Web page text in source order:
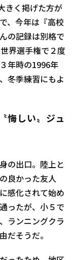
きく掲げた方が
、今年は『高校
の記録は別格で
界選手権で２度
年時の1996年
冬季練習にもよ
悔しい〟ジュ
の出口。陸上と
良かった友人
感化されて始め
ったが、小５で
ランニングクラ
だそうだ。